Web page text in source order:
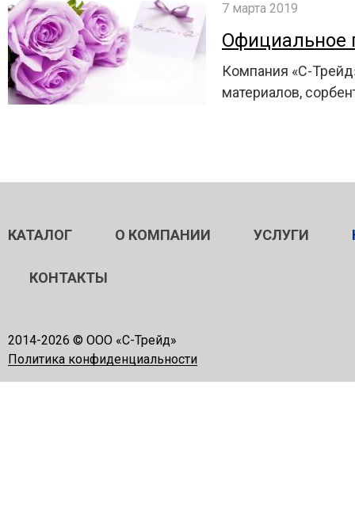
7 марта 2019
Официальное
Компания «С-
материалов,
КАТАЛОГ О КОМПАНИИ УСЛУГИ
КОНТАКТЫ
2014-2026 © ООО «С-Трейд»
Политика конфиденциальности